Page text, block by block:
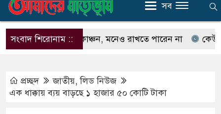
সব
সংবাদ শিরোনাম ::
না ইলিয়াস কাঞ্চন, মনেও রাখতে পারেন না কেউ যদি
প্রচ্ছদ জাতীয়,লিড নিউজ
এক ধাক্কায় ব্যয় বাড়ছে ১ হাজার ৫০ কোটি টাকা